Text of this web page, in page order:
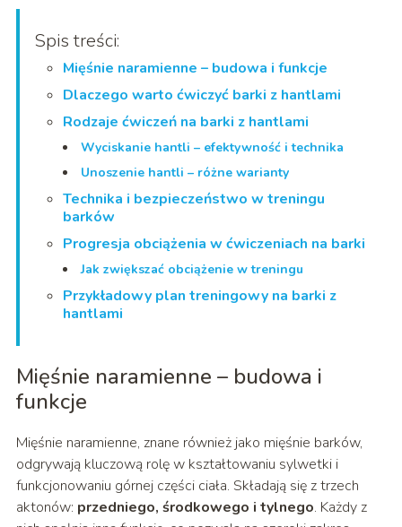
Spis treści:
Mięśnie naramienne – budowa i funkcje
Dlaczego warto ćwiczyć barki z hantlami
Rodzaje ćwiczeń na barki z hantlami
Wyciskanie hantli – efektywność i technika
Unoszenie hantli – różne warianty
Technika i bezpieczeństwo w treningu
barków
Progresja obciążenia w ćwiczeniach na barki
Jak zwiększać obciążenie w treningu
Przykładowy plan treningowy na barki z
hantlami
Mięśnie naramienne – budowa i
funkcje
Mięśnie naramienne, znane również jako mięśnie barków,
odgrywają kluczową rolę w kształtowaniu sylwetki i
funkcjonowaniu górnej części ciała. Składają się z trzech
aktonów: przedniego, środkowego i tylnego. Każdy z